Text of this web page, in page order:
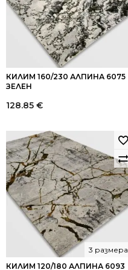
КИЛИМ 160/230 АЛПИНА 6075
ЗЕЛЕН
128.85 €
КИЛИМ 120/180 АЛПИНА 6093
3 размера